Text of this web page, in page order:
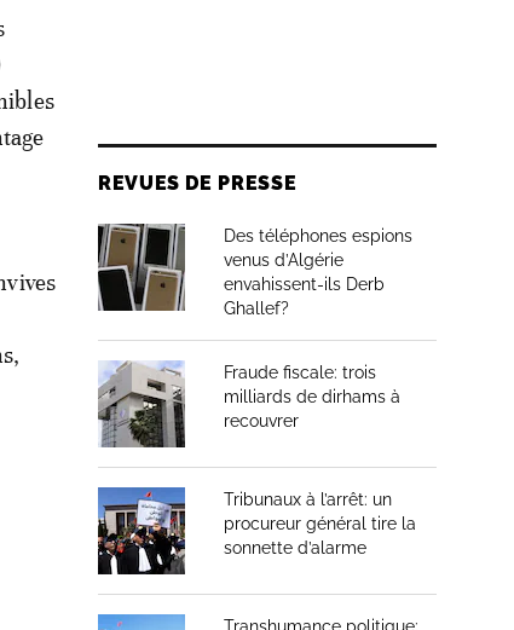
REVUES DE PRESSE
Des téléphones espions
venus d’Algérie
envahissent-ils Derb
Ghallef?
Fraude fiscale: trois
milliards de dirhams à
recouvrer
Tribunaux à l’arrêt: un
procureur général tire la
sonnette d’alarme